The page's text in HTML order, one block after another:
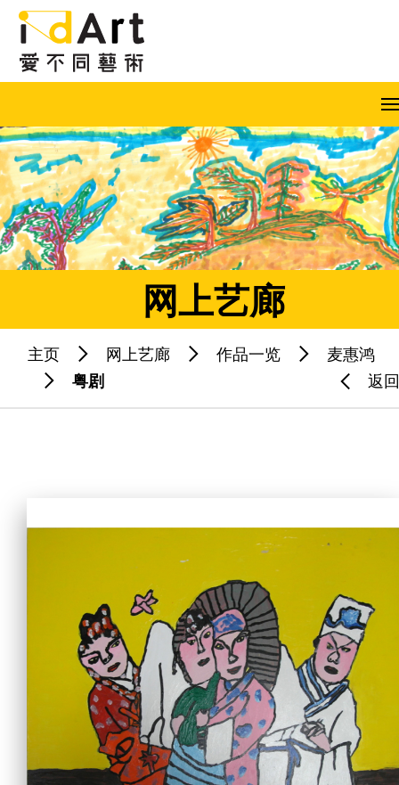
跳到内容（按回车键）
EN 繁 简 A A A
热门关键字：
艺廊及活动
艺术培训
爱不同艺术家
网上艺廊
网上艺廊
主页 网上艺廊 作品一览
麦惠鸿
粤剧
返回